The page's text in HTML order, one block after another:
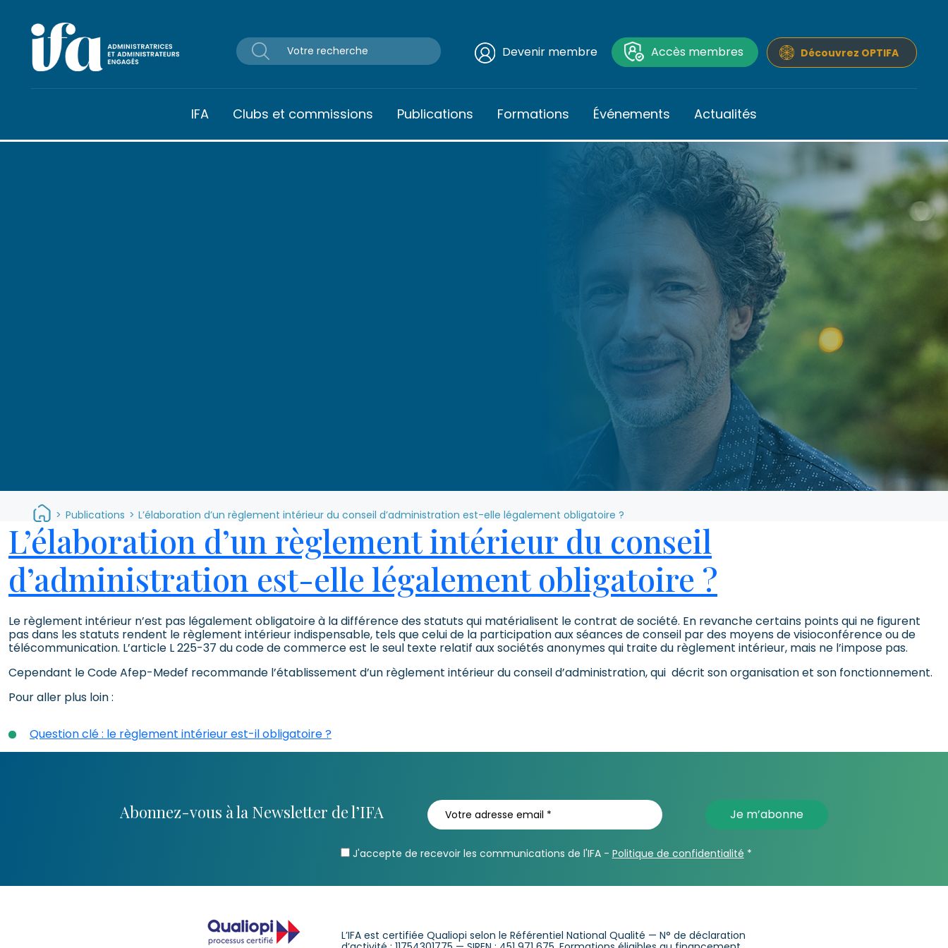
Devenir membre Accès membres Découvrez OPTIFA
IFA Clubs et commissions Publications Formations Événements Actualités
> Publications > L’élaboration d’un règlement intérieur du conseil d’administration est-elle légalement obligatoire ?
L’élaboration d’un règlement intérieur du conseil
d’administration est-elle légalement obligatoire ?
Le règlement intérieur n’est pas légalement obligatoire à la différence des statuts qui matérialisent le contrat de société. En revanche certains points qui ne figurent
pas dans les statuts rendent le règlement intérieur indispensable, tels que celui de la participation aux séances de conseil par des moyens de visioconférence ou de
télécommunication. L’article L 225-37 du code de commerce est le seul texte relatif aux sociétés anonymes qui traite du règlement intérieur, mais ne l’impose pas.
Cependant le Code Afep-Medef recommande l’établissement d’un règlement intérieur du conseil d’administration, qui décrit son organisation et son fonctionnement.
Pour aller plus loin :
Question clé : le règlement intérieur est-il obligatoire ?
Abonnez-vous à la Newsletter de l’IFA
J'accepte de recevoir les communications de l'IFA - Politique de confidentialité *
L’IFA est certifiée Qualiopi selon le Référentiel National Qualité — N° de déclaration